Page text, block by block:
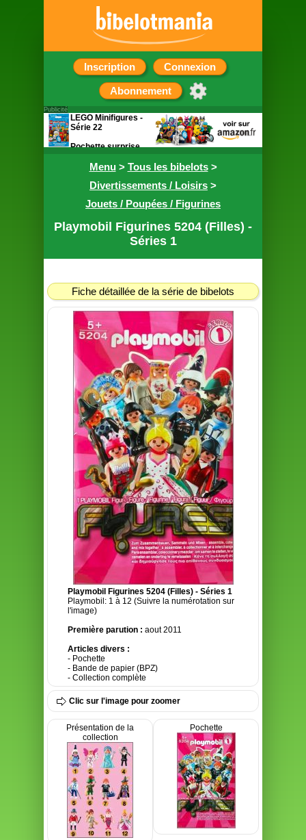
Inscription Connexion
Abonnement
Menu> Tous les bibelots>
Divertissements / Loisirs >
Jouets / Poupées / Figurines
Playmobil Figurines 5204 (Filles) -
Séries 1
Fiche détaillée de la série de bibelots
Playmobil Figurines 5204 (Filles) - Séries 1
Playmobil: 1 à 12 (Suivre la numérotation sur
l'image)
Première parution : aout 2011
Articles divers :
- Pochette
- Bande de papier (BPZ)
- Collection complète
Clic sur l'image pour zoomer
Présentation de la
collection
Pochette
Publicité
LEGO Minifigures -
Série 22
Pochette surprise
figurine